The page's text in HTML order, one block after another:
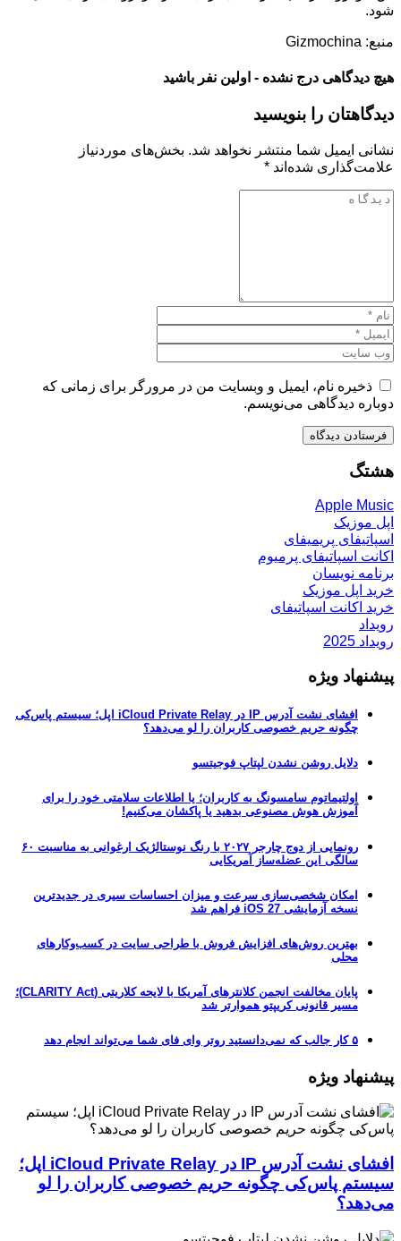
شود.
منبع: Gizmochina
هیچ دیدگاهی درج نشده - اولین نفر باشید
دیدگاهتان را بنویسید
نشانی ایمیل شما منتشر نخواهد شد. بخش‌های موردنیاز
علامت‌گذاری شده‌اند *
ذخیره نام، ایمیل و وبسایت من در مرورگر برای زمانی که
دوباره دیدگاهی می‌نویسم.
هشتگ
Apple Music
اپل موزیک
اسپاتیفای پریمیفای
اکانت اسپاتیفای پرمیوم
برنامه نویسان
خرید اپل موزیک
خرید اکانت اسپاتیفای
رویداد
رویداد 2025
پیشنهاد ویژه
افشای نشت آدرس IP در iCloud Private Relay اپل؛ سیستم پاس‌کی
چگونه حریم خصوصی کاربران را لو می‌دهد؟
دلایل روشن نشدن لپتاپ فوجیتسو
اولتیماتوم سامسونگ به کاربران؛ یا اطلاعات سلامتی خود را برای
آموزش هوش مصنوعی بدهید یا پاکشان می‌کنیم!
رونمایی از دوج چارجر ۲۰۲۷ با رنگ نوستالژیک ارغوانی به مناسبت ۶۰
سالگی این عضله‌ساز آمریکایی
امکان شخصی‌سازی سرعت و میزان احساسات سیری در جدیدترین
نسخه آزمایشی iOS 27 فراهم شد
بهترین روش‌های افزایش فروش با طراحی سایت در کسب‌وکارهای
محلی
پایان مخالفت انجمن کلانترهای آمریکا با لایحه کلاریتی (CLARITY Act)؛
مسیر قانونی کریپتو هموارتر شد
۵ کار جالب که نمی‌دانستید روتر وای فای شما می‌تواند انجام دهد
پیشنهاد ویژه
افشای نشت آدرس IP در iCloud Private Relay اپل؛
سیستم پاس‌کی چگونه حریم خصوصی کاربران را لو
می‌دهد؟